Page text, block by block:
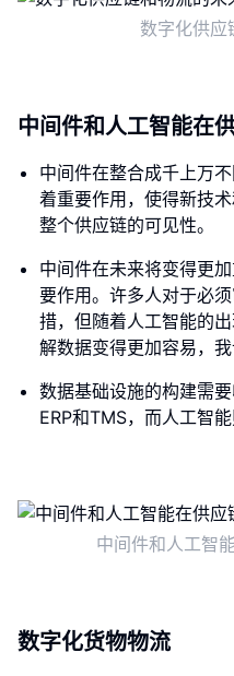
数字化供应
中间件和人工智能在
中间件在整合成千上万
着重要作用，使得新技
整个供应链的可见性。
中间件在未来将变得更
要作用。许多人对于必
措，但随着人工智能的
解数据变得更加容易，
数据基础设施的构建需
ERP和TMS，而人工智
中间件和人工智
数字化货物物流